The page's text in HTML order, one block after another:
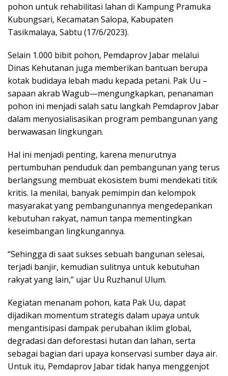
pohon untuk rehabilitasi lahan di Kampung Pramuka
Kubungsari, Kecamatan Salopa, Kabupaten
Tasikmalaya, Sabtu (17/6/2023).
Selain 1.000 bibit pohon, Pemdaprov Jabar melalui
Dinas Kehutanan juga memberikan bantuan berupa
kotak budidaya lebah madu kepada petani. Pak Uu –
sapaan akrab Wagub—mengungkapkan, penanaman
pohon ini menjadi salah satu langkah Pemdaprov Jabar
dalam menyosialisasikan program pembangunan yang
berwawasan lingkungan.
Hal ini menjadi penting, karena menurutnya
pertumbuhan penduduk dan pembangunan yang terus
berlangsung membuat ekosistem bumi mendekati titik
kritis. Ia menilai, banyak pemimpin dan kelompok
masyarakat yang pembangunannya mengedepankan
kebutuhan rakyat, namun tanpa mementingkan
keseimbangan lingkungannya.
“Sehingga di saat sukses sebuah bangunan selesai,
terjadi banjir, kemudian sulitnya untuk kebutuhan
rakyat yang lain,” ujar Uu Ruzhanul Ulum.
Kegiatan menanam pohon, kata Pak Uu, dapat
dijadikan momentum strategis dalam upaya untuk
mengantisipasi dampak perubahan iklim global,
degradasi dan deforestasi hutan dan lahan, serta
sebagai bagian dari upaya konservasi sumber daya air.
Untuk itu, Pemdaprov Jabar tidak hanya menggenjot